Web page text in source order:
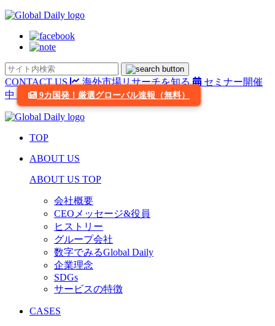
CONTACT US 海外市場リサーチを知る
セミナー開催
中
9カ国発！厳選グローバル速報（無料）
TOP
ABOUT US
ABOUT US TOP
会社概要
CEOメッセージ&役員
ヒストリー
グループ会社
数字でみるGlobal Daily
企業理念
SDGs
サービスの特徴
CASES